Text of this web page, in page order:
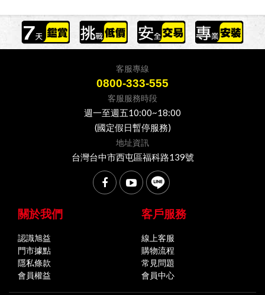
客服專線
0800-333-555
客服服務時段
週一至週五10:00~18:00
(國定假日暫停服務)
地址資訊
台灣台中市西屯區福科路139號
關於我們
認識旭益
門市據點
隱私條款
會員權益
客戶服務
線上客服
購物流程
常見問題
會員中心